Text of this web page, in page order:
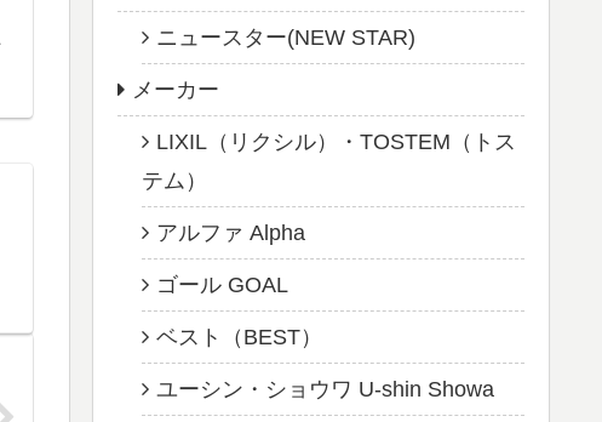
ニュースター(NEW STAR)
メーカー
LIXIL（リクシル）・TOSTEM（トス
テム）
アルファ Alpha
ゴール GOAL
ベスト（BEST）
ユーシン・ショウワ U-shin Showa